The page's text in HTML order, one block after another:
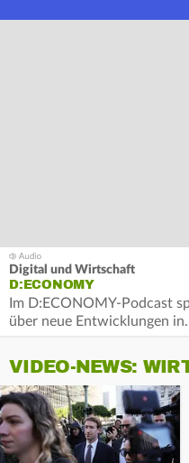
Digital und Wirtschaft
D:ECONOMY
Im D:ECONOMY-Podcast
über neue Entwicklungen
VIDEO-NEWS: